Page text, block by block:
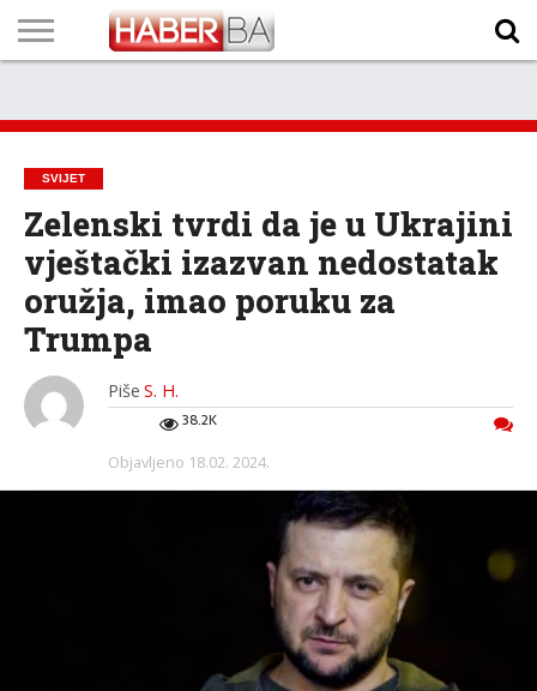
TECH
PROGRAM
PROGNOZA
PUTEVIMA
LISTA
NAMA
SVIJET
Zelenski tvrdi da je u Ukrajini
vještački izazvan nedostatak
oružja, imao poruku za
Trumpa
Piše S. H.
38.2K
Objavljeno 18.02. 2024.